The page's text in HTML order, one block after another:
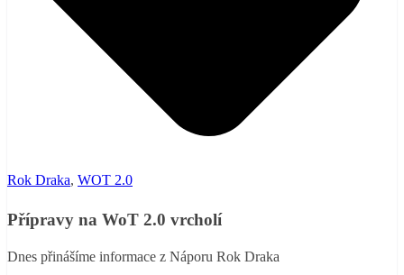
Rok Draka, WOT 2.0
Přípravy na WoT 2.0 vrcholí
Dnes přinášíme informace z Náporu Rok Draka